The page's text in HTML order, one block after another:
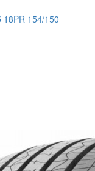
18PR 154/150